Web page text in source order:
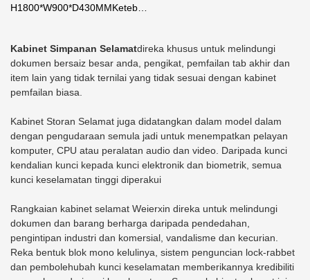
Kabinet Simpanan Selamatdireka khusus untuk melindungi
dokumen bersaiz besar anda, pengikat, pemfailan tab akhir dan
item lain yang tidak ternilai yang tidak sesuai dengan kabinet
pemfailan biasa.
Kabinet Storan Selamat juga didatangkan dalam model dalam
dengan pengudaraan semula jadi untuk menempatkan pelayan
komputer, CPU atau peralatan audio dan video. Daripada kunci
kendalian kunci kepada kunci elektronik dan biometrik, semua
kunci keselamatan tinggi diperakui
Rangkaian kabinet selamat Weierxin direka untuk melindungi
dokumen dan barang berharga daripada pendedahan,
pengintipan industri dan komersial, vandalisme dan kecurian.
Reka bentuk blok mono kelulinya, sistem penguncian lock-rabbet
dan pembolehubah kunci keselamatan memberikannya kredibiliti
H1800*W900*D430MMKetebalan:
2Laci:2Kunci: Digital elektronik